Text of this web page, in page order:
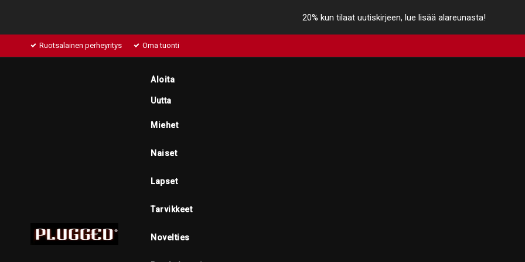
20% kun tilaat uutiskirjeen, lue lisää alareunasta!
Ruotsalainen perheyritys Oma tuonti
Aloita
Uutta
Miehet
Naiset
Lapset
Tarvikkeet
Novelties